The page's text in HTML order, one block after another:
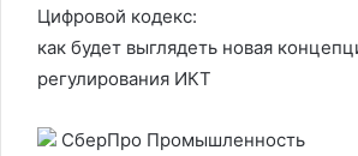
Цифровой кодекс:
как будет выглядеть новая
регулирования ИКТ
СберПро Промышленность